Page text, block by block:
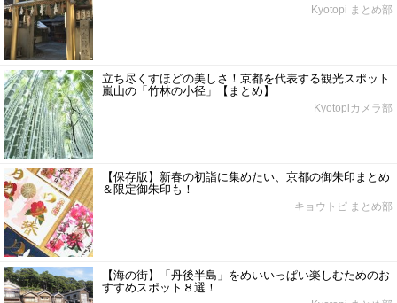
Kyotopi まとめ部
立ち尽くすほどの美しさ！京都を代表する観光スポット
嵐山の「竹林の小径」【まとめ】
Kyotopiカメラ部
【保存版】新春の初詣に集めたい、京都の御朱印まとめ
＆限定御朱印も！
キョウトピ まとめ部
【海の街】「丹後半島」をめいいっぱい楽しむためのお
すすめスポット８選！